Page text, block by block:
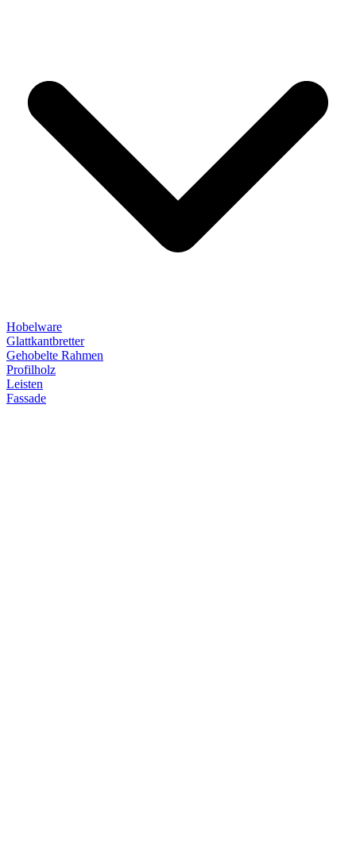
Hobelware
Glattkantbretter
Gehobelte Rahmen
Profilholz
Leisten
Fassade